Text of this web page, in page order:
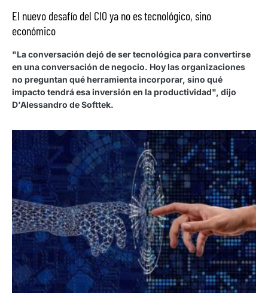
El nuevo desafío del CIO ya no es tecnológico, sino
económico
"La conversación dejó de ser tecnológica para convertirse
en una conversación de negocio. Hoy las organizaciones
no preguntan qué herramienta incorporar, sino qué
impacto tendrá esa inversión en la productividad", dijo
D'Alessandro de Softtek.